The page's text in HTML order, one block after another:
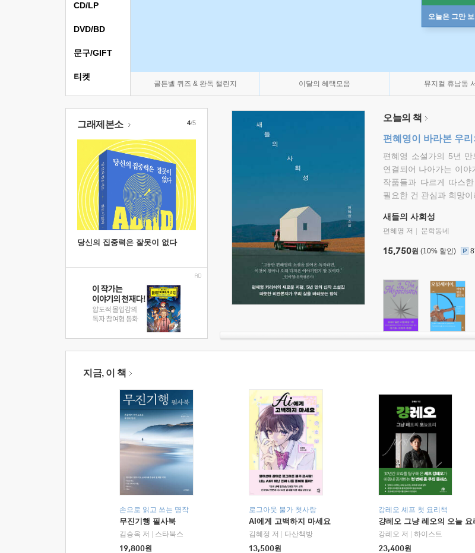
오늘은 그만
골든벨 퀴즈 & 완독 챌린지 이달의 혜택모음 뮤지컬 휴남동
CD/LP
DVD/BD
문구/GIFT
티켓
그래제본소
당신의 집중력은 잘못이 없다
4/5 오늘의 책
편혜영이 바라본 우리
편혜영 소설가의 5년
연결되어 나아가는 이야
작품들과 다르게 따스
필요한 건 관심과 희망
새들의 사회성
편혜영 저 문학동네
15,750원 (10% 할인)
지금, 이 책
손으로 읽고 쓰는 명작
무진기행 필사북
김승옥 저
스타북스
19,800원
로그아웃 불가 첫사랑
AI에게 고백하지 마세요
김혜정 저
다산책방
13,500원
강레오 셰프 첫 요리책
걍레오 그냥 레오의 오늘 요
강레오 저
하이스트
23,400원